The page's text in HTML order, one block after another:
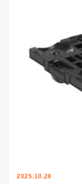
イラン情勢まとめ
2025.10.28